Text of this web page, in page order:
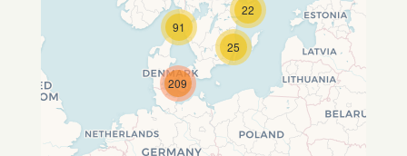
Travelers' Map wird geladen …
Wenn du dies siehst, nachdem
deine Seite vollständig geladen
wurde, fehlen leafletJS-Dateien.
22
25
209
91